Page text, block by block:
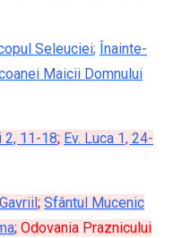
Seleuciei; Înainte-
Maicii Domnului
2, 11-18; Ev. Luca 1, 24-
; Sfântul Mucenic
; Odovania Praznicului